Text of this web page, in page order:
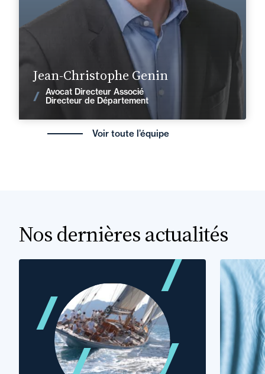
Jean-Christophe Genin
Avocat Directeur Associé
Directeur de Département
Voir les actualités
Voir toute l’équipe
Nos dernières actualités